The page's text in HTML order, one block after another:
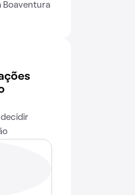
Boaventura do Amaral ·
decidir